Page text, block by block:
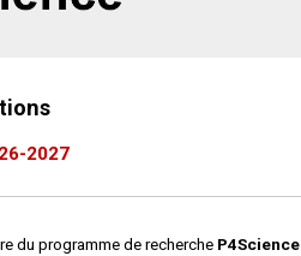
2027
du programme de recherche P4Science